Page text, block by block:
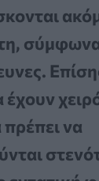
σύμφωνα
πρέπει να